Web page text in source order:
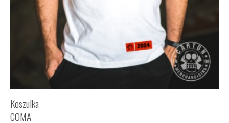
Koszulka
COMA